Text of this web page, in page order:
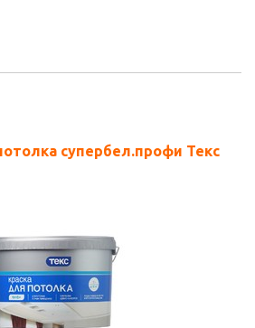
супербел.профи Текс